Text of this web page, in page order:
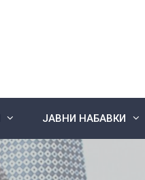
ЈАВНИ НАБАВКИ